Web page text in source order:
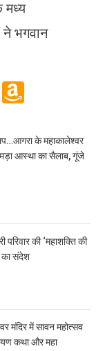
मध्य
भगवान
Telegram
List
के महाकालेश्वर
आस्था का सैलाब, गूंजे
परिवार की ‘महाशक्ति की
का संदेश
मंदिर में सावन महोत्सव
कथा और महा